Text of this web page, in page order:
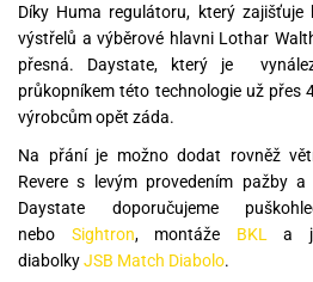
Díky Huma regulátoru, který zajišťuje
výstřelů a výběrové hlavni Lothar
přesná. Daystate, který je
průkopníkem této technologie už přes
výrobcům opět záda.
Na přání je možno dodat rovněž
Revere s levým provedením pažby
Daystate doporučujeme
nebo Sightron, montáže BKL
a
diabolkyJSB Match Diabolo.